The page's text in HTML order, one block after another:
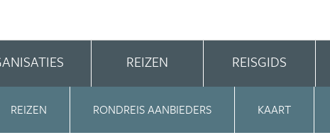
REIZEN REISGIDS
REIZEN RONDREIS AANBIEDERS KAART